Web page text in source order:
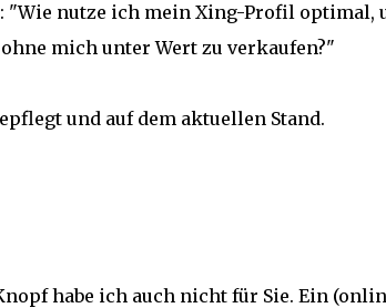
"Wie nutze ich mein Xing-Profil optimal,
mich unter Wert zu verkaufen?"
und auf dem aktuellen Stand.
habe ich auch nicht für Sie. Ein